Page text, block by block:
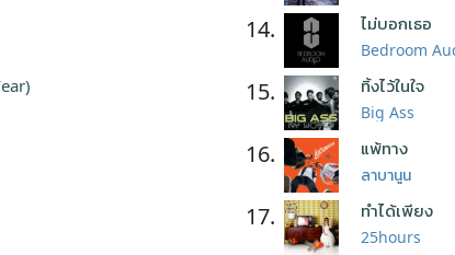
14. ไม่บอกเธอ
Bedroom
15. ทิ้งไว้ในใจ
Big Ass
16. แพ้ทาง
ลาบานูน
17. ทำได้เพียง
25hours